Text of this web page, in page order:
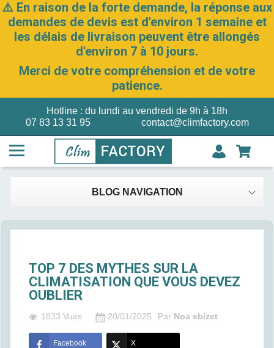
⚠️ En raison de la forte demande, la réponse aux
demandes de devis est d'environ 1 semaine et
les délais de livraison peuvent être allongés
d'environ 7 à 10 jours.
Merci de votre compréhension et de votre
patience.
07 83 13 31 95
Hotline : du lundi au vendredi de 9h à 18h
contact@climfactory.com
BLOG NAVIGATION
TOP 7 DES MYTHES SUR LA
CLIMATISATION QUE VOUS DEVEZ
OUBLIER
1833 Vues 20/01/2025 Par Noa ebizet
Facebook X